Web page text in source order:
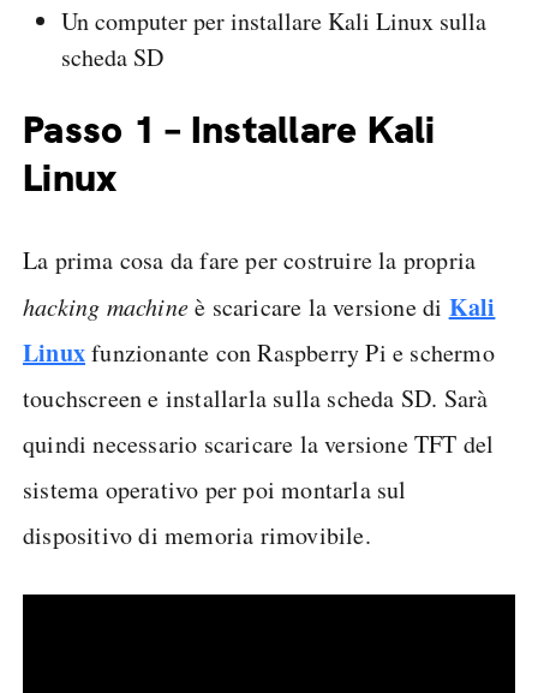
Un computer per installare Kali Linux sulla
scheda SD
Passo 1 – Installare Kali
Linux
La prima cosa da fare per costruire la propria
hacking machineè scaricare la versione di Kali
Linuxfunzionante con Raspberry Pi e schermo
touchscreen e installarla sulla scheda SD. Sarà
quindi necessario scaricare la versione TFT del
sistema operativo per poi montarla sul
dispositivo di memoria rimovibile.